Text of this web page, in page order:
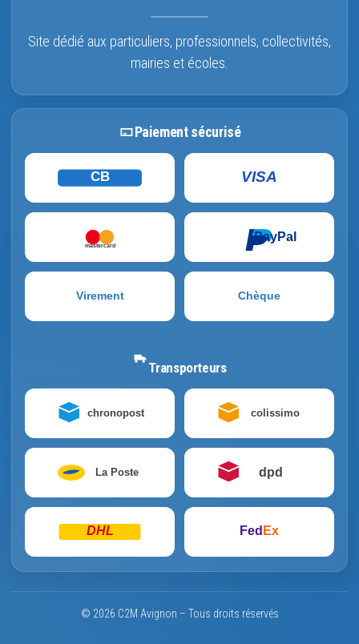
Site dédié aux particuliers, professionnels, collectivités,
mairies et écoles.
Paiement sécurisé
CB VISA
mastercard
PayPal
Virement Chèque
Transporteurs
chronopost colissimo
La Poste dpd
DHL Fed Ex
© 2026 C2M Avignon – Tous droits réservés